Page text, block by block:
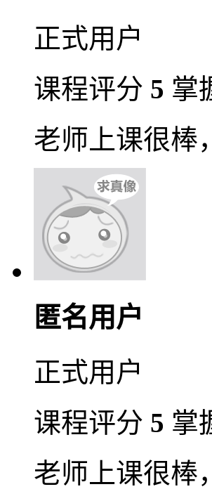
正式用户
课程评分 5 掌
老师上课很棒
匿名用户
正式用户
课程评分 5 掌
老师上课很棒